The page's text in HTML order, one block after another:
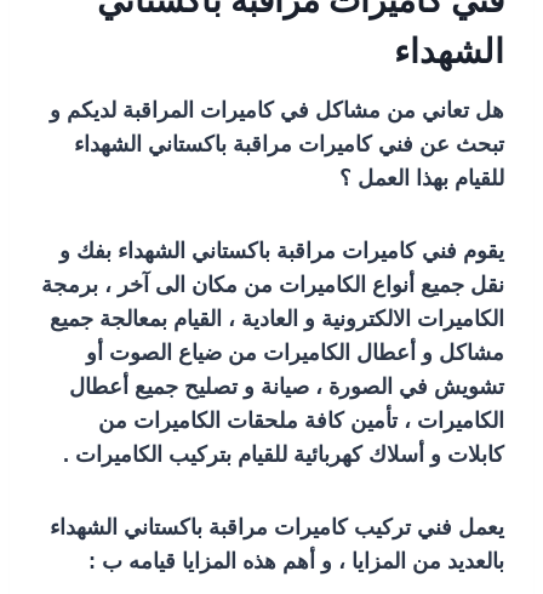
الشهداء
هل تعاني من مشاكل في كاميرات المراقبة لديكم و
تبحث عن فني كاميرات مراقبة باكستاني الشهداء
للقيام بهذا العمل ؟
يقوم فني كاميرات مراقبة باكستاني الشهداء بفك و
نقل جميع أنواع الكاميرات من مكان الى آخر ، برمجة
الكاميرات الالكترونية و العادية ، القيام بمعالجة جميع
مشاكل و أعطال الكاميرات من ضياع الصوت أو
تشويش في الصورة ، صيانة و تصليح جميع أعطال
الكاميرات ، تأمين كافة ملحقات الكاميرات من
كابلات و أسلاك كهربائية للقيام بتركيب الكاميرات .
يعمل فني تركيب كاميرات مراقبة باكستاني الشهداء
بالعديد من المزايا ، و أهم هذه المزايا قيامه ب :